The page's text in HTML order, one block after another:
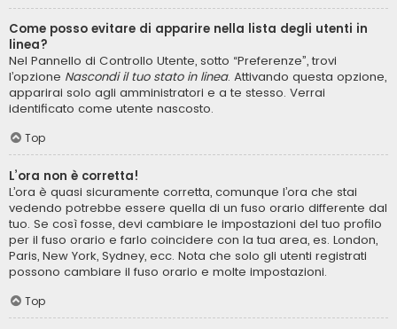
Come posso evitare di apparire nella lista degli utenti in
linea?
Nel Pannello di Controllo Utente, sotto “Preferenze”, trovi
l’opzione Nascondi il tuo stato in linea. Attivando questa opzione,
apparirai solo agli amministratori e a te stesso. Verrai
identificato come utente nascosto.
Top
L’ora non è corretta!
L’ora è quasi sicuramente corretta, comunque l’ora che stai
vedendo potrebbe essere quella di un fuso orario differente dal
tuo. Se così fosse, devi cambiare le impostazioni del tuo profilo
per il fuso orario e farlo coincidere con la tua area, es. London,
Paris, New York, Sydney, ecc. Nota che solo gli utenti registrati
possono cambiare il fuso orario e molte impostazioni.
Top